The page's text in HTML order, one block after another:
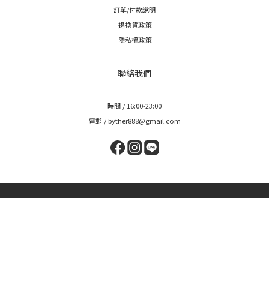
訂單/付款說明
退換貨政策
隱私權政策
聯絡我們
時間 / 16:00-23:00
電郵 / byther888@gmail.com